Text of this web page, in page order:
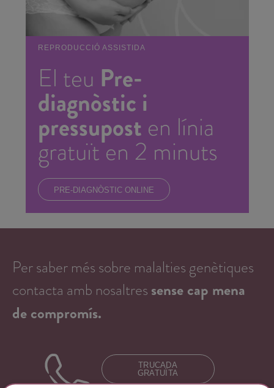
REPRODUCCIÓ ASSISTIDA
El teu Pre-
diagnòstic i
pressupost en línia
gratuït en 2 minuts
PRE-DIAGNÒSTIC ONLINE
Per saber més sobre malalties genètiques
contacta amb nosaltres sense cap mena
de compromís.
TRUCADA
GRATUÏTA